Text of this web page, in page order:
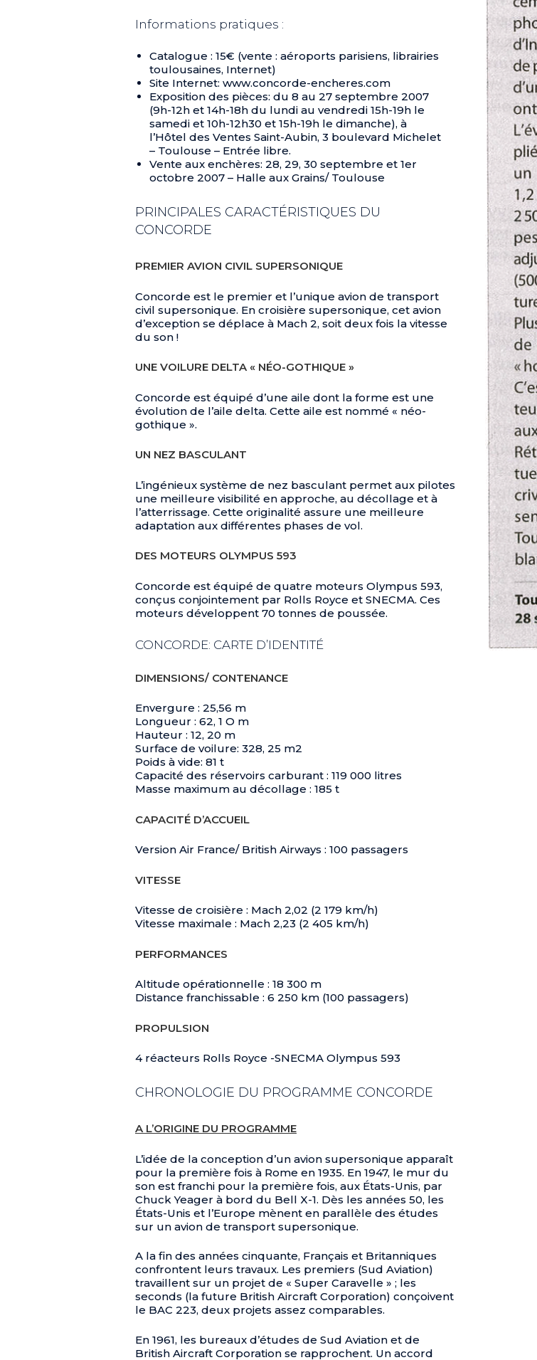
Informations pratiques :
Catalogue : 15€ (vente : aéroports parisiens, librairies
toulousaines, Internet)
Site Internet: www.concorde-encheres.com
Exposition des pièces: du 8 au 27 septembre 2007
(9h-12h et 14h-18h du lundi au vendredi 15h-19h le
samedi et 10h-12h30 et 15h-19h le dimanche), à
l’Hôtel des Ventes Saint-Aubin, 3 boulevard Michelet
– Toulouse – Entrée libre.
Vente aux enchères: 28, 29, 30 septembre et 1er
octobre 2007 – Halle aux Grains/ Toulouse
PRINCIPALES CARACTÉRISTIQUES DU
CONCORDE
PREMIER AVION CIVIL SUPERSONIQUE
Concorde est le premier et l’unique avion de transport
civil supersonique. En croisière supersonique, cet avion
d’exception se déplace à Mach 2, soit deux fois la vitesse
du son !
UNE VOILURE DELTA « NÉO-GOTHIQUE »
Concorde est équipé d’une aile dont la forme est une
évolution de l’aile delta. Cette aile est nommé « néo-
gothique ».
UN NEZ BASCULANT
L’ingénieux système de nez basculant permet aux pilotes
une meilleure visibilité en approche, au décollage et à
l’atterrissage. Cette originalité assure une meilleure
adaptation aux différentes phases de vol.
DES MOTEURS OLYMPUS 593
Concorde est équipé de quatre moteurs Olympus 593,
conçus conjointement par Rolls Royce et SNECMA. Ces
moteurs développent 70 tonnes de poussée.
CONCORDE: CARTE D’IDENTITÉ
DIMENSIONS/ CONTENANCE
Envergure : 25,56 m
Longueur : 62, 1 O m
Hauteur : 12, 20 m
Surface de voilure: 328, 25 m2
Poids à vide: 81 t
Capacité des réservoirs carburant : 119 000 litres
Masse maximum au décollage : 185 t
CAPACITÉ D’ACCUEIL
Version Air France/ British Airways : 100 passagers
VITESSE
Vitesse de croisière : Mach 2,02 (2 179 km/h)
Vitesse maximale : Mach 2,23 (2 405 km/h)
PERFORMANCES
Altitude opérationnelle : 18 300 m
Distance franchissable : 6 250 km (100 passagers)
PROPULSION
4 réacteurs Rolls Royce -SNECMA Olympus 593
CHRONOLOGIE DU PROGRAMME CONCORDE
A L’ORIGINE DU PROGRAMME
L’idée de la conception d’un avion supersonique apparaît
pour la première fois à Rome en 1935. En 1947, le mur du
son est franchi pour la première fois, aux États-Unis, par
Chuck Yeager à bord du Bell X-1. Dès les années 50, les
États-Unis et l’Europe mènent en parallèle des études
sur un avion de transport supersonique.
A la fin des années cinquante, Français et Britanniques
confrontent leurs travaux. Les premiers (Sud Aviation)
travaillent sur un projet de « Super Caravelle » ; les
seconds (la future British Aircraft Corporation) conçoivent
le BAC 223, deux projets assez comparables.
En 1961, les bureaux d’études de Sud Aviation et de
British Aircraft Corporation se rapprochent. Un accord